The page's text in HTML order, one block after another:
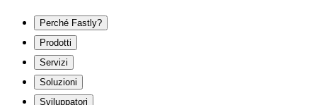
Perché Fastly?
Prodotti
Servizi
Soluzioni
Sviluppatori